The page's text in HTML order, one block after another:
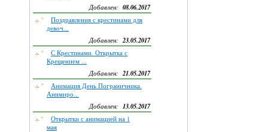
Добавлен: 08.06.2017
Поздравления с крестинами для
девоч...
Добавлен:23.05.2017
С Крестинами. Открытка с
Крещением ...
Добавлен:21.05.2017
Анимация День Пограничника.
Анимиро...
Добавлен: 13.05.2017
Открытки с анимацией на 1
мая